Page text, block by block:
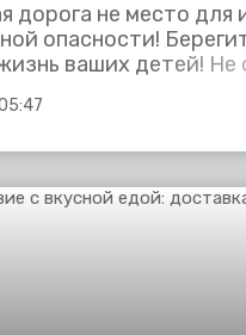
дорога не место для
опасности!
ваших детей! Не
пассажирских
на объекте
&mdash...